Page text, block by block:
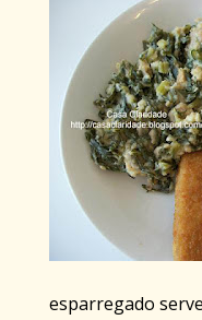
esparregado